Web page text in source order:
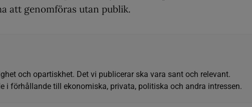
att genomföras utan publik.
och opartiskhet. Det vi publicerar ska vara sant och relevant.
i förhållande till ekonomiska, privata, politiska och andra intressen.